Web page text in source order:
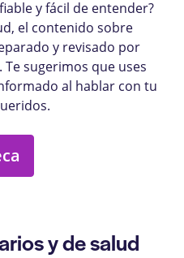
y fácil de entender?
el contenido sobre
y revisado por
sugerimos que uses
al hablar con tu
y de salud